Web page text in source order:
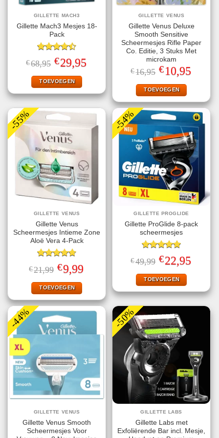
GILLETTE MACH3
Gillette Mach3 Mesjes 18-
Pack
Gewaardeerd
4.50uit 5
€68,95 Oorspronkelijke
prijs
was:
€68,95.
€29,95prijs
TOEVOEGEN
GILLETTE VENUS
Gillette Venus Deluxe
Smooth Sensitive
Scheermesjes Rifle Paper
Co. Editie, 3 Stuks Met
microkam
€16,95 Oorspronkelijke
prijs
was:
€16,95.
€10,95prijs
TOEVOEGEN
-55%
GILLETTE VENUS
Gillette Venus
Scheermesjes Intieme Zone
Aloë Vera 4-Pack
Gewaardeerd
4.75uit 5
€21,99 Oorspronkelijke
prijs
was:
€21,99.
€9,99Huidige
prijs
TOEVOEGEN
-54%
GILLETTE PROGLIDE
Gillette ProGlide 8-pack
scheermesjes
Gewaardeerd
5.00uit 5
€49,99 Oorspronkelijke
prijs
was:
€49,99.
€22,95prijs
TOEVOEGEN
-44%
GILLETTE VENUS
Gillette Venus Smooth
Scheermesjes Voor
-50%
GILLETTE LABS
Gillette Labs met
Exfoliërende Bar incl. Mesje,